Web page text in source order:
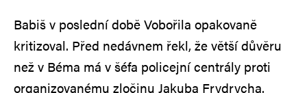
Babiš v poslední době Vobořila opakovaně
kritizoval. Před nedávnem řekl, že větší důvěru
než v Béma má v šéfa policejní centrály proti
organizovanému zločinu Jakuba Frydrycha.